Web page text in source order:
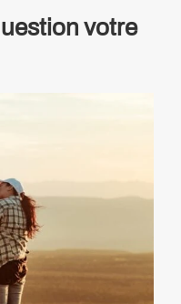
votre